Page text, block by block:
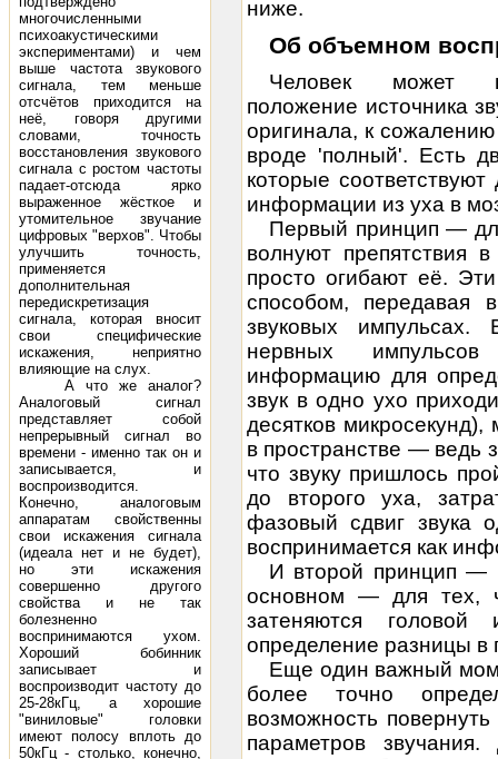
многочисленными
психоакустическими
экспериментами) и чем
выше частота звукового
сигнала, тем меньше
отсчётов приходится на
неё, говоря другими
словами, точность
восстановления звукового
сигнала с ростом частоты
падает-отсюда ярко
выраженное жёсткое и
утомительное звучание
цифровых "верхов". Чтобы
улучшить точность,
применяется
дополнительная
передискретизация
сигнала, которая вносит
свои специфические
искажения, неприятно
влияющие на слух.
А что же аналог?
Аналоговый сигнал
представляет собой
непрерывный сигнал во
времени - именно так он и
записывается, и
воспроизводится.
Конечно, аналоговым
аппаратам свойственны
свои искажения сигнала
(идеала нет и не будет),
но эти искажения
совершенно другого
свойства и не так
болезненно
воспринимаются ухом.
Хороший бобинник
записывает и
воспроизводит частоту до
25-28кГц, а хорошие
"виниловые" головки
имеют полосу вплоть до
50кГц - столько, конечно,
ниже.
Об объемном
Человек может
положение источника
оригинала, к
вроде 'полный'. Есть
которые
информации из уха в
Первый принцип —
волнуют препятствия
просто огибают её.
способом, передавая
звуковых импульсах.
нервных
информацию для
звук в одно ухо
десятков
в пространстве — ведь
что звуку пришлось
до второго уха,
фазовый сдвиг звука
воспринимается как
И второй принцип —
основном — для тех,
затеняются
определение разницы в
Еще один важный
более точно
возможность
параметров звучания.